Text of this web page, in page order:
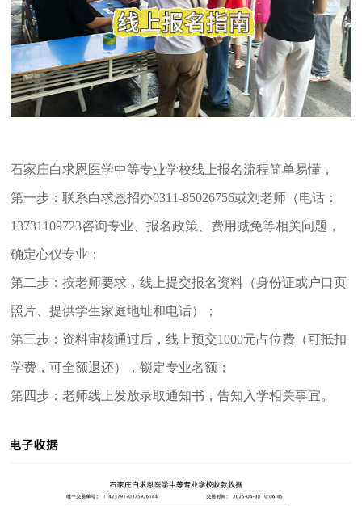
石家庄白求恩医学中等专业学校线上报名流程简单易懂，
第一步：联系白求恩招办0311-85026756或刘老师（电话：
13731109723咨询专业、报名政策、费用减免等相关问题，
确定心仪专业；
第二步：按老师要求，线上提交报名资料（身份证或户口页
照片、提供学生家庭地址和电话）；
第三步：资料审核通过后，线上预交1000元占位费（可抵扣
学费，可全额退还），锁定专业名额；
第四步：老师线上发放录取通知书，告知入学相关事宜。